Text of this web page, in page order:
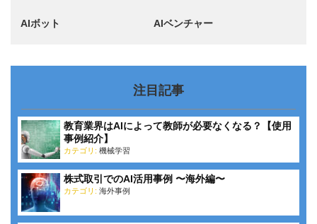
AIボット AIベンチャー
注目記事
教育業界はAIによって教師が必要なくなる？【使用
事例紹介】
カテゴリ: 機械学習
株式取引でのAI活用事例 〜海外編〜
カテゴリ: 海外事例